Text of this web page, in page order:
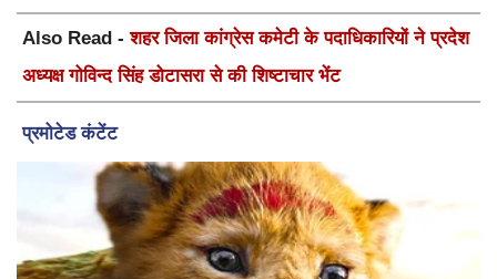
Also Read -शहर जिला कांग्रेस कमेटी के पदाधिकारियों ने प्रदेश
अध्यक्ष गोविन्द सिंह डोटासरा से की शिष्टाचार भेंट